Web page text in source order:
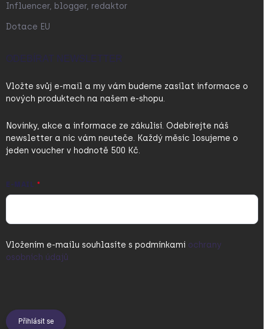
Influencer, blogger, redaktor
Dotace EU
ODEBÍRAT NEWSLETTER
Vložte svůj e-mail a my vám budeme zasílat informace o
nových produktech na našem e-shopu.
Novinky, akce a informace ze zákulisí. Odebírejte náš
newsletter a nic vám neuteče. Každý měsíc losujeme o
jeden voucher v hodnotě 500 Kč.
E-MAIL
Vložením e-mailu souhlasíte s podmínkami ochrany
osobních údajů
Přihlásit se